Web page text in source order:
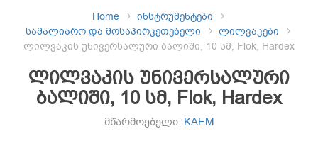
Home
ინსტრუმენტები
სამალიარო და მოსაპირკეთებელი
ლილვაკები
ლილვაკის უნივერსალური ბალიში, 10 სმ, Flok, Hardex
ლილვაკის უნივერსალური
ბალიში, 10 სმ, Flok, Hardex
მწარმოებელი: KAEM